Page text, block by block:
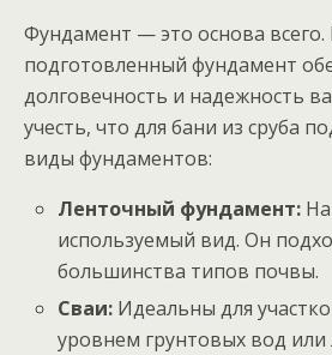
Фундамент — это основа
подготовленный фундамент
долговечность и надежность
учесть, что для бани из сруба
виды фундаментов:
Ленточный фундамент:
используемый вид. Он
большинства типов почвы.
Сваи: Идеальны для
уровнем грунтовых вод или